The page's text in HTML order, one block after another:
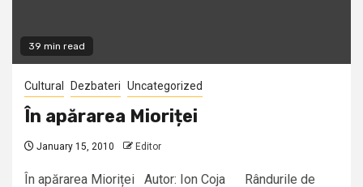
39 min read
Cultural Dezbateri Uncategorized
În apărarea Mioriței
January 15, 2010 Editor
În apărarea Mioriței Autor: Ion Coja Rândurile de